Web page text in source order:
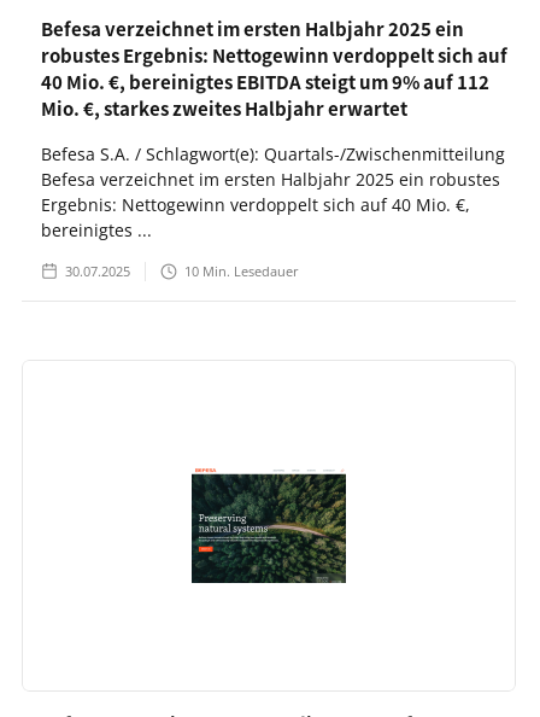
Befesa verzeichnet im ersten Halbjahr 2025 ein
robustes Ergebnis: Nettogewinn verdoppelt sich auf
40 Mio. €, bereinigtes EBITDA steigt um 9% auf 112
Mio. €, starkes zweites Halbjahr erwartet
Befesa S.A. / Schlagwort(e): Quartals-/Zwischenmitteilung
Befesa verzeichnet im ersten Halbjahr 2025 ein robustes
Ergebnis: Nettogewinn verdoppelt sich auf 40 Mio. €,
bereinigtes ...
30.07.2025 10 Min. Lesedauer